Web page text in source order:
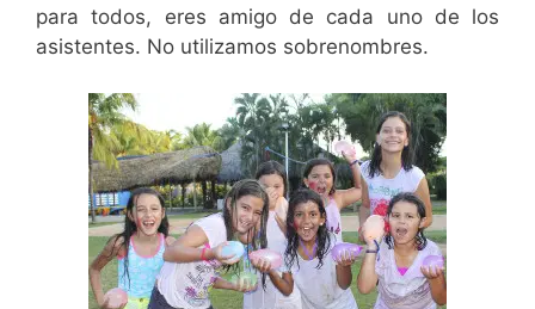
para todos, eres amigo de cada uno de los
asistentes. No utilizamos sobrenombres.